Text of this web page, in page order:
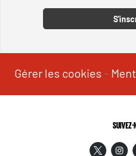
Gérer les cookies -
SUIVEZ-